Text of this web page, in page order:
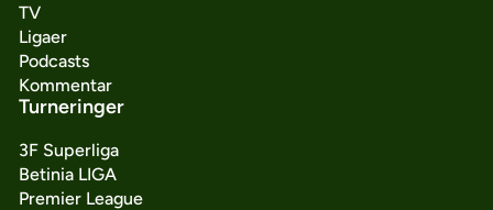
TV
Ligaer
Podcasts
Kommentar
Turneringer
3F Superliga
Betinia LIGA
Premier League